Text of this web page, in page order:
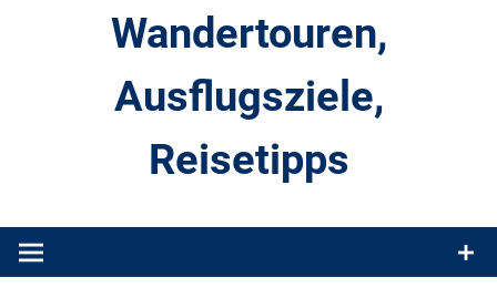
Wandertouren,
Ausflugsziele,
Reisetipps
Produkttests und Buchrezensionen. Ein Blog für alle, die gern